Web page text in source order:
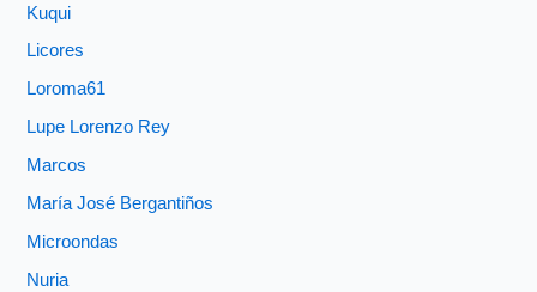
Kuqui
Licores
Loroma61
Lupe Lorenzo Rey
Marcos
María José Bergantiños
Microondas
Nuria